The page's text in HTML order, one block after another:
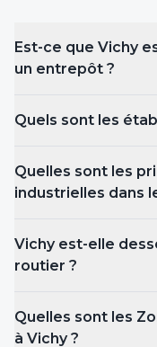
Est-ce que Vichy
un entrepôt ?
Quels sont les
Quelles sont les
industrielles dans
Vichy est-elle
routier ?
Quelles sont les
à Vichy?